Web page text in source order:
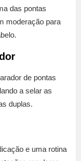
das pontas
moderação para
de pontas
a selar as
duplas.
e uma rotina